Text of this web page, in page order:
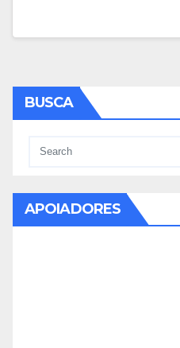
BUSCA
APOIADORES